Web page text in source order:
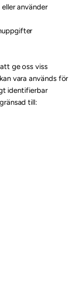
använder
ge oss viss
vara används för
identifierbar
till: